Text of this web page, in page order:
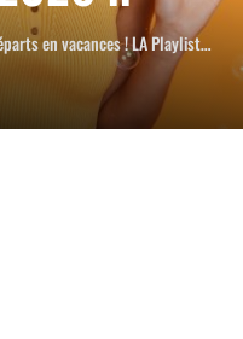
en vacances ! LA Playlist…